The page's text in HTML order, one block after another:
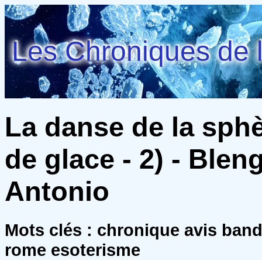
Les Chroniques de
La danse de la
de glace - 2) -
Antonio
Mots clés : chronique avis
rome esoterisme